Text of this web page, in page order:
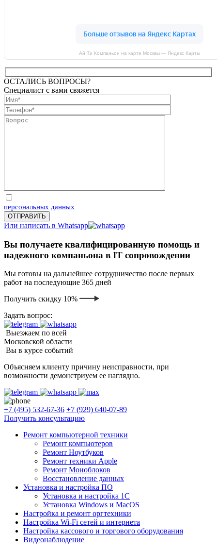
Ай Ти Компаньон на карте Москвы — Яндекс Карты
ОСТАЛИСЬ ВОПРОСЫ?
Специалист с вами свяжется
персональных данных
Или написать в Whatsapp
Вы получаете квалифицированную помощь и
надежного компаньона в IT сопровождении
Мы готовы на дальнейшее сотрудничество после первых
работ на последующие 365 дней
Получить скидку 10%
Задать вопрос:
Выезжаем по всей
Московской области
Вы в курсе событий
Объясняем клиенту причину неисправности, при
возможности демонстриуем ее наглядно.
+7 (495) 532-67-36 +7 (929) 640-07-89
Получить консультацию
Ремонт компьютерной техники
Ремонт компьютеров
Ремонт Ноутбуков
Ремонт техники Apple
Ремонт Моноблоков
Восстановление данных
Установка и настройка ПО
Установка и настройка 1С
Установка Windows и MacOS
Настройка и ремонт оргтехники
Настройка Wi-Fi сетей и интернета
Настройка кассового и торгового оборудования
Видеонаблюдение